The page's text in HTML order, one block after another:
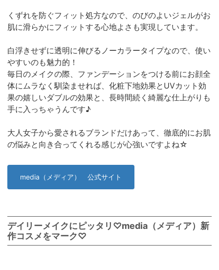
くずれを防ぐフィット処方なので、のびのよいジェルがお
肌に滑らかにフィットする心地よさも実現しています。
白浮きせずに透明に伸びるノーカラータイプなので、使い
やすいのも魅力的！
毎日のメイクの際、ファンデーションをつける前にお顔全
体にムラなく馴染ませれば、化粧下地効果とUVカット効
果の嬉しいダブルの効果と、長時間続く綺麗な仕上がりも
手に入っちゃうんです♪
大人女子から愛されるブランドだけあって、徹底的にお肌
の悩みと向き合ってくれる感じが心強いですよね☆
media（メディア） 公式サイト
デイリーメイクにピッタリ♡media（メディア）新
作コスメをマーク♡